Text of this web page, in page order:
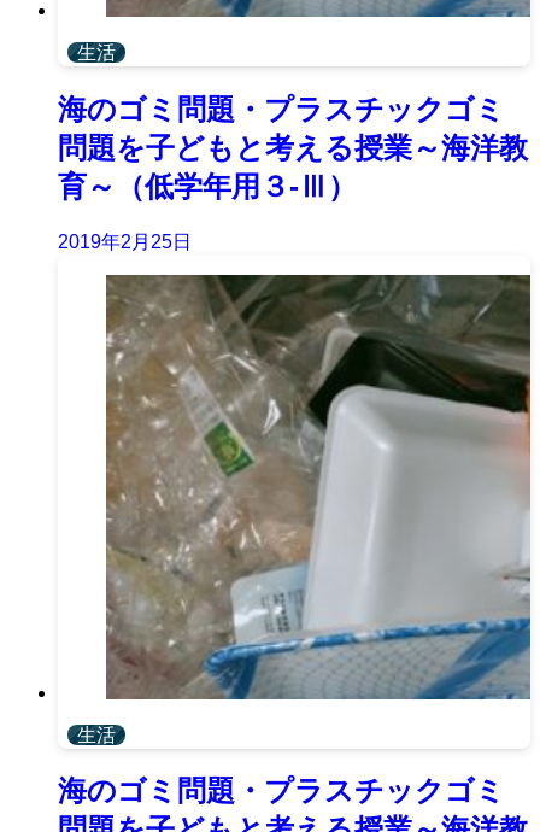
生活
海のゴミ問題・プラスチックゴミ
問題を子どもと考える授業～海洋教
育～（低学年用３-Ⅲ）
2019年2月25日
生活
海のゴミ問題・プラスチックゴミ